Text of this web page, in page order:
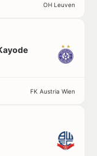
OH Leuven
FK Austria Wien